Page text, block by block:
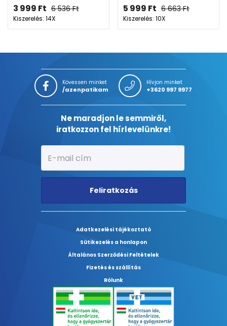
3 999 Ft 6 536Ft
Kiszerelés: 14X
5 999 Ft 6 663Ft
Kiszerelés: 10X
Kövessen minket
/azenpatikam
Hívjon minket
+3620 997 9977
Ne maradjon le semmiről,
iratkozzon fel hírlevelünkre!
Feliratkozás
Adatkezelési tájékoztató
Sütikezelés a honlapon
Általános Szerződési Feltételek
Fizetés és szállítás
Rólunk